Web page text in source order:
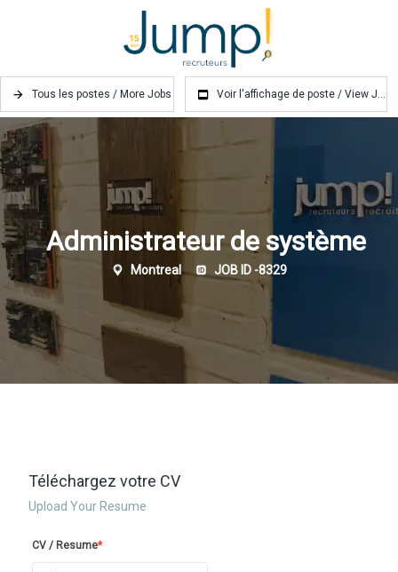
Tous les postes / More Jobs Voir l'affichage de poste / View J...
Administrateur de système
Montreal JOB ID -8329
Téléchargez votre CV
Upload Your Resume
CV / Resume*